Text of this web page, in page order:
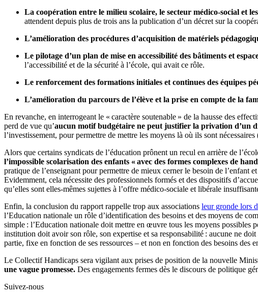
La coopération entre le milieu scolaire, le secteur médico-social et
attendent depuis plus de trois ans la publication d’un décret sur la
L’amélioration des procédures d’acquisition de matériels
Le pilotage d’un plan de mise en accessibilité des bâtiments et
l’accessibilité et de la sécurité à l’école, qui avait ce rôle.
Le renforcement des formations initiales et continues des équipes
L’amélioration du parcours de l’élève et la prise en compte de la
En revanche, en interrogeant le « caractère soutenable » de la hausse des
perd de vue qu’aucun motif budgétaire ne peut justifier la privation d’un
l’investissement, pour permettre de mettre les moyens là où ils sont
Alors que certains syndicats de l’éducation prônent un recul en arrière de
l’impossible scolarisation des enfants « avec des formes complexes de
pratique de l’enseignant pour permettre de mieux cerner le besoin de l’enfant
Evidemment, cela nécessite des professionnels formés et des dispositifs
qu’elles sont elles-mêmes sujettes à l’offre médico-sociale et libérale
Enfin, la conclusion du rapport rappelle trop aux associations leur gronde lors
l’Education nationale un rôle d’identification des besoins et des moyens de
simple : l’Education nationale doit mettre en œuvre tous les moyens
institution doit avoir son rôle, son expertise et sa responsabilité : aucune ne
partie, fixe en fonction de ses ressources – et non en fonction des besoins
Le Collectif Handicaps sera vigilant aux prises de position de la nouvelle
une vague promesse. Des engagements fermes dès le discours de politique
Suivez-nous